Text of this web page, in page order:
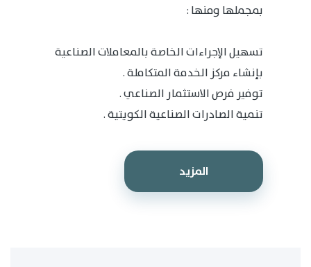
بمجملها ومنها :
تسهيل الإجراءات الخاصة بالمعاملات الصناعية
بإنشاء مركز الخدمة المتكاملة .
توفير فرص الاستثمار الصناعي .
تنمية الصادرات الصناعية الكويتية .
المزيد